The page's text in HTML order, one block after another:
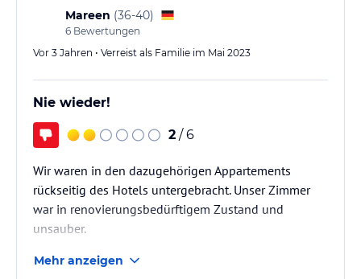
Mareen (36-40)
6 Bewertungen
Vor 3 Jahren • Verreist als Familie im Mai 2023
Nie wieder!
2 / 6
Wir waren in den dazugehörigen Appartements
rückseitig des Hotels untergebracht. Unser Zimmer
war in renovierungsbedürftigem Zustand und
unsauber.
Mehr anzeigen